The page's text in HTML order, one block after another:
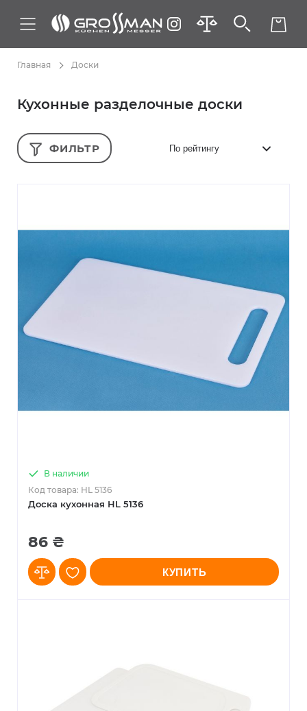
Главная Доски
Кухонные разделочные доски
Доска кухонная HL 5136
В наличии
Код товара: HL 5136
86 ₴
КУПИТЬ
ФИЛЬТР